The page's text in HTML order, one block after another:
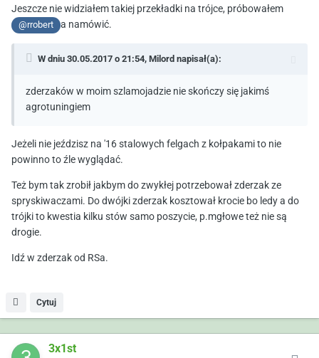
Jeszcze nie widziałem takiej przekładki na trójce, próbowałem
@rrobert a namówić.
W dniu 30.05.2017 o 21:54, Milord napisał(a):
zderzaków w moim szlamojadzie nie skończy się jakimś
agrotuningiem
Jeżeli nie jeździsz na '16 stalowych felgach z kołpakami to nie
powinno to źle wyglądać.
Też bym tak zrobił jakbym do zwykłej potrzebował zderzak ze
spryskiwaczami. Do dwójki zderzak kosztował krocie bo ledy a do
trójki to kwestia kilku stów samo poszycie, p.mgłowe też nie są
drogie.
Idź w zderzak od RSa.
Cytuj
3x1st